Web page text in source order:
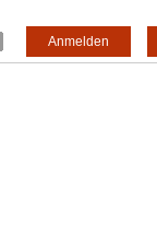
Anmelden